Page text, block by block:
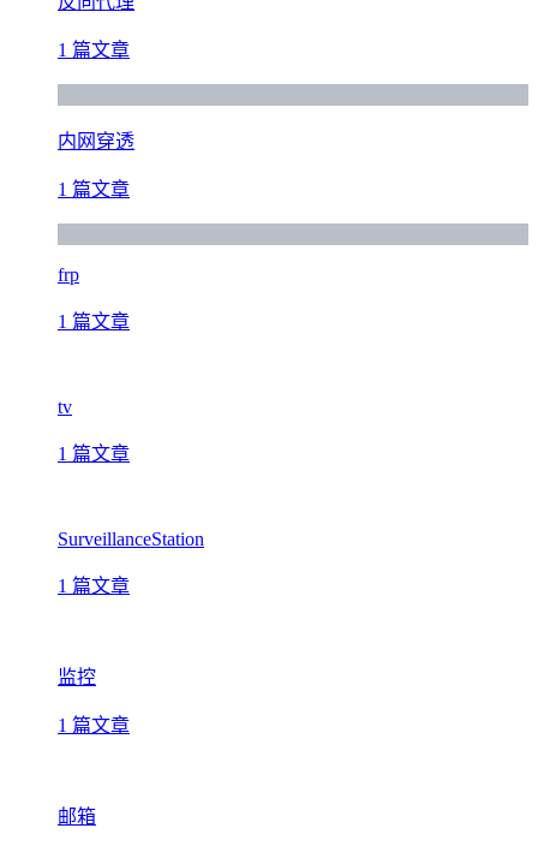
1 篇文章
内网穿透
1 篇文章
frp
1 篇文章
tv
1 篇文章
SurveillanceStation
1 篇文章
监控
1 篇文章
邮箱